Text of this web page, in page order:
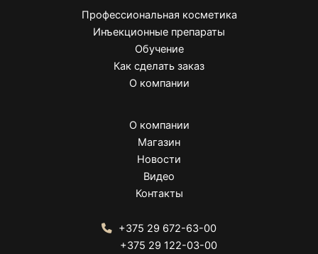
Профессиональная косметика
Инъекционные препараты
Обучение
Как сделать заказ
О компании
О компании
Магазин
Новости
Видео
Контакты
+375 29 672-63-00
+375 29 122-03-00